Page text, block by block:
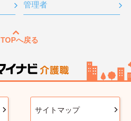
管理者
TOPへ戻る
サイトマップ